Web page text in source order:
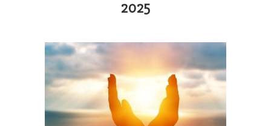
2025